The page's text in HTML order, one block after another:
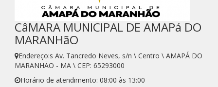
CâMARA MUNICIPAL DE AMAPá DO
MARANHãO
Endereço:s Av. Tancredo Neves, s/n \ Centro \ AMAPÁ DO
MARANHÃO - MA \ CEP: 65293000
Horário de atendimento: 08:00 às 13:00